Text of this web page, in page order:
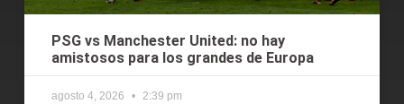
PSG vs Manchester United: no hay
amistosos para los grandes de Europa
agosto 4, 2026 2:39 pm